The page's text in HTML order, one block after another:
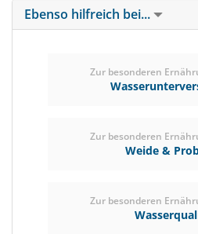
Ebenso hilfreich bei...
Zur besonderen
Zur besonderen
Weide &
Zur besonderen